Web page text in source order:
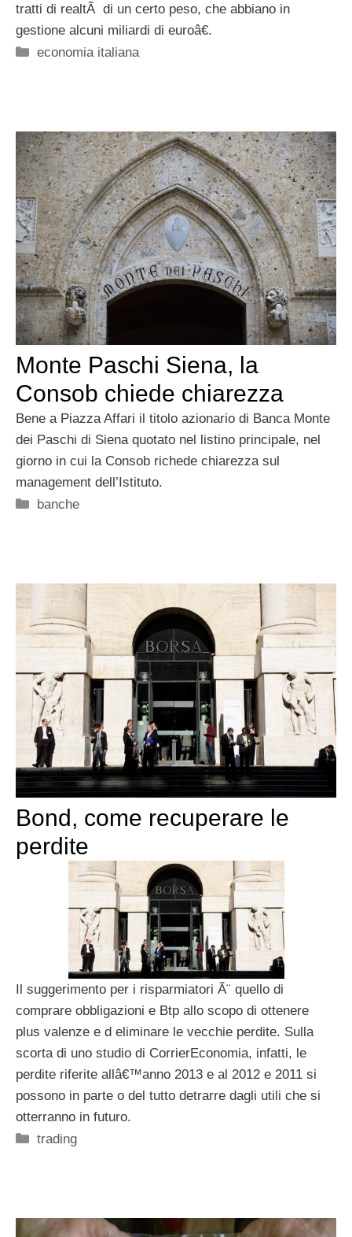
tratti di realtÃ di un certo peso, che abbiano in
gestione alcuni miliardi di euroâ€.
Categorie
economia italiana
Monte Paschi Siena, la
Consob chiede chiarezza
Bene a Piazza Affari il titolo azionario di Banca Monte
dei Paschi di Siena quotato nel listino principale, nel
giorno in cui la Consob richede chiarezza sul
management dell’Istituto.
Categorie
banche
Bond, come recuperare le
perdite
Il suggerimento per i risparmiatori Ã¨ quello di
comprare obbligazioni e Btp allo scopo di ottenere
plus valenze e d eliminare le vecchie perdite. Sulla
scorta di uno studio di CorrierEconomia, infatti, le
perdite riferite allâ€™anno 2013 e al 2012 e 2011 si
possono in parte o del tutto detrarre dagli utili che si
otterranno in futuro.
Categorie
trading